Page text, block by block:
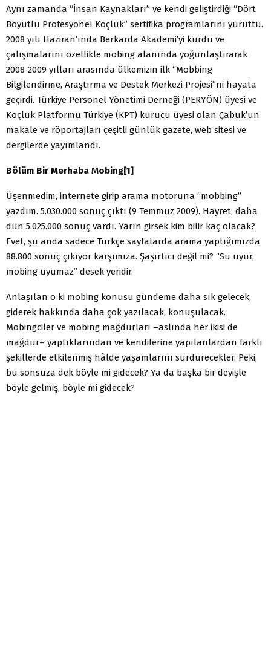
Aynı zamanda “İnsan Kaynakları” ve kendi geliştirdiği “Dört
Boyutlu Profesyonel Koçluk” sertifika programlarını yürüttü.
2008 yılı Haziran’ında Berkarda Akademi’yi kurdu ve
çalışmalarını özellikle mobing alanında yoğunlaştırarak
2008-2009 yılları arasında ülkemizin ilk “Mobbing
Bilgilendirme, Araştırma ve Destek Merkezi Projesi”ni hayata
geçirdi. Türkiye Personel Yönetimi Derneği (PERYÖN) üyesi ve
Koçluk Platformu Türkiye (KPT) kurucu üyesi olan Çabuk’un
makale ve röportajları çeşitli günlük gazete, web sitesi ve
dergilerde yayımlandı.
Bölüm Bir Merhaba Mobing[1]
Üşenmedim, internete girip arama motoruna “mobbing”
yazdım. 5.030.000 sonuç çıktı (9 Temmuz 2009). Hayret, daha
dün 5.025.000 sonuç vardı. Yarın girsek kim bilir kaç olacak?
Evet, şu anda sadece Türkçe sayfalarda arama yaptığımızda
88.800 sonuç çıkıyor karşımıza. Şaşırtıcı değil mi? “Su uyur,
mobing uyumaz” desek yeridir.
Anlaşılan o ki mobing konusu gündeme daha sık gelecek,
giderek hakkında daha çok yazılacak, konuşulacak.
Mobingciler ve mobing mağdurları –aslında her ikisi de
mağdur– yaptıklarından ve kendilerine yapılanlardan farklı
şekillerde etkilenmiş hâlde yaşamlarını sürdürecekler. Peki,
bu sonsuza dek böyle mi gidecek? Ya da başka bir deyişle
böyle gelmiş, böyle mi gidecek?